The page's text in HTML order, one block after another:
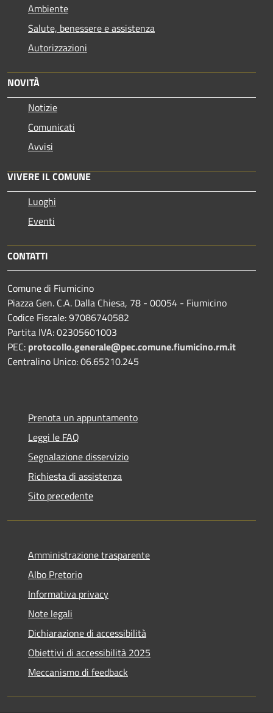
Ambiente
Salute, benessere e assistenza
Autorizzazioni
NOVITÀ
Notizie
Comunicati
Avvisi
VIVERE IL COMUNE
Luoghi
Eventi
CONTATTI
Comune di Fiumicino
Piazza Gen. C.A. Dalla Chiesa, 78 - 00054 - Fiumicino
Codice Fiscale: 97086740582
Partita IVA: 02305601003
PEC: protocollo.generale@pec.comune.fiumicino.rm.it
Centralino Unico: 06.65210.245
Prenota un appuntamento
Leggi le FAQ
Segnalazione disservizio
Richiesta di assistenza
Sito precedente
Amministrazione trasparente
Albo Pretorio
Informativa privacy
Note legali
Dichiarazione di accessibilità
Obiettivi di accessibilità 2025
Meccanismo di feedback